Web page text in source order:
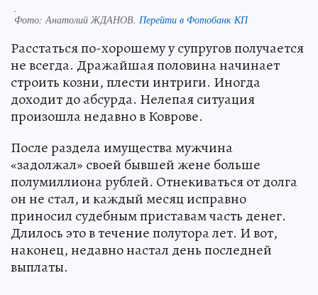
.
Фото: Анатолий ЖДАНОВ. Перейти в Фотобанк КП
Расстаться по-хорошему у супругов получается
не всегда. Дражайшая половина начинает
строить козни, плести интриги. Иногда
доходит до абсурда. Нелепая ситуация
произошла недавно в Коврове.
После раздела имущества мужчина
«задолжал» своей бывшей жене больше
полумиллиона рублей. Отнекиваться от долга
он не стал, и каждый месяц исправно
приносил судебным приставам часть денег.
Длилось это в течение полутора лет. И вот,
наконец, недавно настал день последней
выплаты.